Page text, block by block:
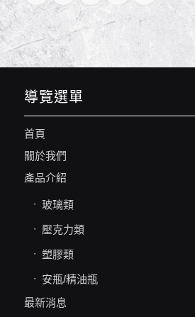
導覽選單
首頁
關於我們
產品介紹
玻璃類
壓克力類
塑膠類
安瓶/精油瓶
最新消息